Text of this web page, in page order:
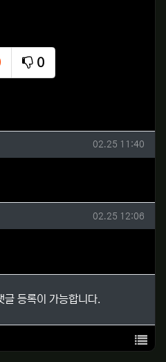
0
비추천
의 댓글 작성일
02.25 11:40
작성일
02.25 12:06
글 등록이 가능합니다.
목록